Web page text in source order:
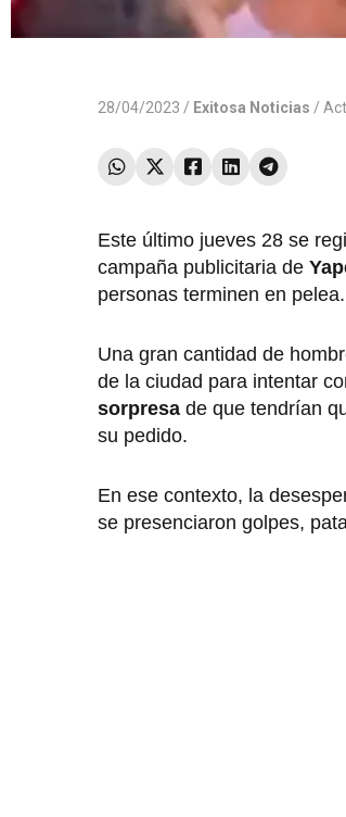
28/04/2023 / Exitosa Noticias /
Este último jueves 28 se
campaña publicitaria de
personas terminen en pelea.
Una gran cantidad de
de la ciudad para intentar
sorpresa de que tendrían
su pedido.
En ese contexto, la
se presenciaron golpes,